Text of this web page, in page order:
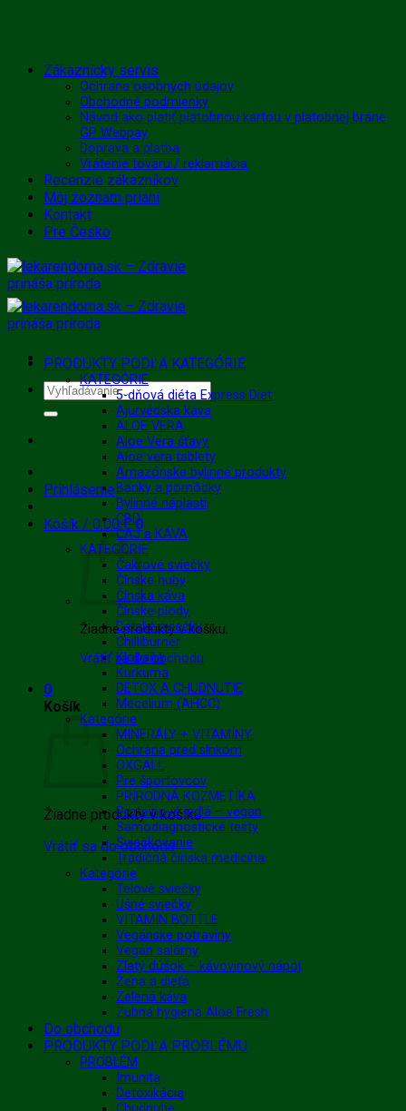
Skip
Zákaznícky servis
Ochrana osobných údajov
Obchodné podmienky
Návod ako platiť platobnou kartou v platobnej bráne
GP Webpay
Doprava a platba
Vrátenie tovaru / reklamácia
Recenzie zákazníkov
Môj zoznam prianí
Kontakt
Pre Česko
Hľadať:
Prihlásenie
Košík / 0.00€ 0
Žiadne produkty v košíku.
Vrátiť sa do obchodu
0
Košík
Žiadne produkty v košíku.
Vrátiť sa do obchodu
PRODUKTY PODĽA KATEGÓRIE
KATEGÓRIE
5-dňová diéta Express Diet
Ajurvédska káva
ALOE VERA
Aloe Vera šťavy
Aloe vera tablety
Amazónske bylinné produkty
Banky a pomôcky
Bylinné náplasti
CBD
ČAJ a KÁVA
KATEGÓRIE
Čakrové sviečky
Čínske huby
Čínska káva
Čínske plody
Detské sviečky
Chilliburner
Klobaňa
Kurkuma
DETOX A CHUDNUTIE
Mecelium (AHCC)
Kategórie
MINERÁLY + VITAMÍNY
Ochrana pred slnkom
OXGALL
Pre športovcov
PRÍRODNÁ KOZMETIKA
Proteínové jedlá – vegan
Samodiagnostické testy
Sviečkovanie
Tradičná čínska medicína
Kategórie
Telové sviečky
Ušné sviečky
VITAMIN BOTTLE
Vegánske potraviny
Vegan salámy
Zlatý dúšok – kávovinový nápoj
Žena a dieťa
Zelená káva
Zubná hygiena Aloe Fresh
Do obchodu
PRODUKTY PODĽA PROBLÉMU
PROBLÉM
Imunita
Detoxikácia